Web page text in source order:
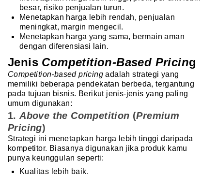
besar, risiko penjualan turun.
Menetapkan harga lebih rendah, penjualan
meningkat, margin mengecil.
Menetapkan harga yang sama, bermain aman
dengan diferensiasi lain.
Jenis Competition-Based Pricing
Competition-based pricingadalah strategi yang
memiliki beberapa pendekatan berbeda, tergantung
pada tujuan bisnis. Berikut jenis-jenis yang paling
umum digunakan:
1.Above the Competition (Premium
Pricing)
Strategi ini menetapkan harga lebih tinggi daripada
kompetitor. Biasanya digunakan jika produk kamu
punya keunggulan seperti:
Kualitas lebih baik.